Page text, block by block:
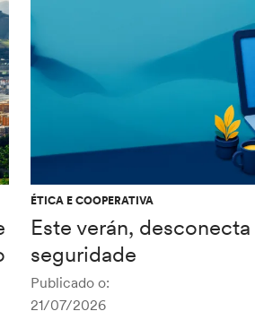
ÉTICA E COOPERATIVA
Este verán,
seguridade
Publicado o:
21/07/2026